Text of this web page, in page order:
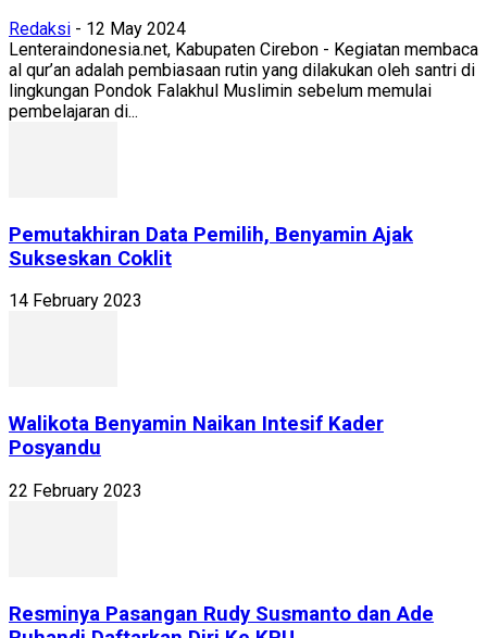
Redaksi - 12 May 2024
Lenteraindonesia.net, Kabupaten Cirebon - Kegiatan membaca
al qur’an adalah pembiasaan rutin yang dilakukan oleh santri di
lingkungan Pondok Falakhul Muslimin sebelum memulai
pembelajaran di...
Pemutakhiran Data Pemilih, Benyamin Ajak
Sukseskan Coklit
14 February 2023
Walikota Benyamin Naikan Intesif Kader
Posyandu
22 February 2023
Resminya Pasangan Rudy Susmanto dan Ade